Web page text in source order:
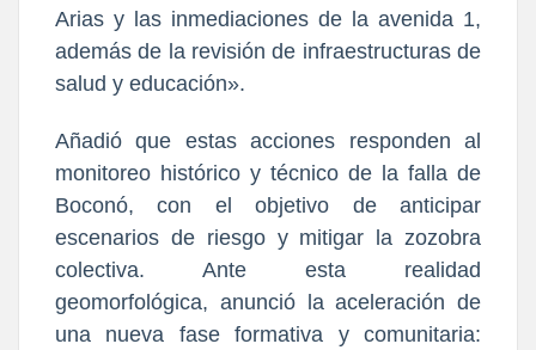
Arias y las inmediaciones de la avenida 1,
además de la revisión de infraestructuras de
salud y educación».
Añadió que estas acciones responden al
monitoreo histórico y técnico de la falla de
Boconó, con el objetivo de anticipar
escenarios de riesgo y mitigar la zozobra
colectiva. Ante esta realidad
geomorfológica, anunció la aceleración de
una nueva fase formativa y comunitaria: